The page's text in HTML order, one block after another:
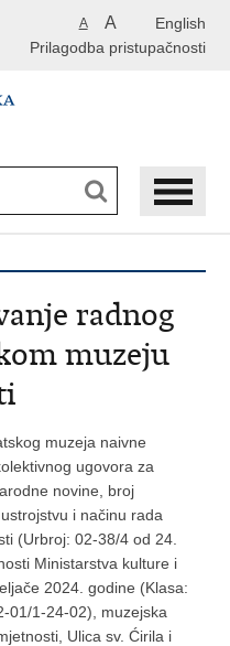
English
A A
Prilagodba pristupačnosti
radnog
muzeju
muzeja naivne
ugovora za
novine, broj
i načinu rada
(Urbroj: 02-38/4 od 24.
Ministarstva kulture i
2024. godine (Klasa:
01/1-24-02), muzejska
Ulica sv. Ćirila i